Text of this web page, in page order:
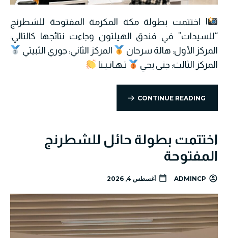
| اختتمت بطولة مكة المكرمة المفتوحة للشطرنج
“للسيدات” في فندق الهيلتون وجاءت نتائجها كالتالي:
المركز الأول: هالة سرحان
المركز الثاني: جوري الثبيتي
المركز الثالث: جنى يحي
تـهـانـيـنا
CONTINUE READING
اختتمت بطولة حائل للشطرنج
المفتوحة
ADMINCP أغسطس 4, 2026